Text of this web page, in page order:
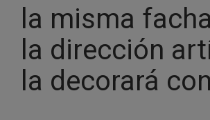
la misma
la dirección
la decorará